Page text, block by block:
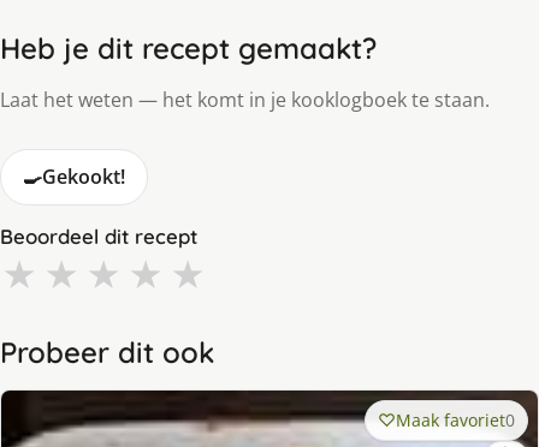
Heb je dit recept gemaakt?
Laat het weten — het komt in je kooklogboek te staan.
🍳Gekookt!
Beoordeel dit recept
★ ★ ★ ★ ★
Probeer dit ook
Maak favoriet0